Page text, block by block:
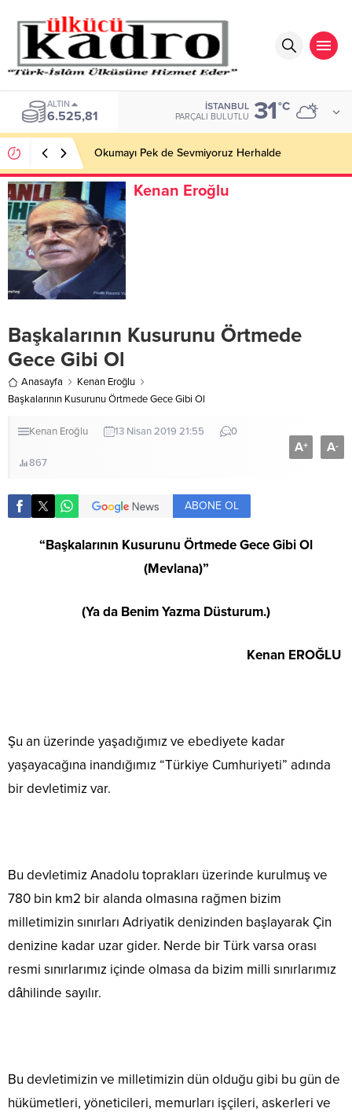
ALTIN
6.525,81
İSTANBUL
PARÇALI BULUTLU 31°C
Okumayı Pek de Sevmiyoruz Herhalde
Kenan Eroğlu
Başkalarının Kusurunu Örtmede
Gece Gibi Ol
Anasayfa
Kenan Eroğlu
Başkalarının Kusurunu Örtmede Gece Gibi Ol
Kenan Eroğlu 13 Nisan 2019 21:55 0
867
A+ A-
ABONE OL
“Başkalarının Kusurunu Örtmede Gece Gibi Ol
(Mevlana)”
(Ya da Benim Yazma Düsturum.)
Kenan EROĞLU
Şu an üzerinde yaşadığımız ve ebediyete kadar
yaşayacağına inandığımız “Türkiye Cumhuriyeti” adında
bir devletimiz var.
Bu devletimiz Anadolu toprakları üzerinde kurulmuş ve
780 bin km2 bir alanda olmasına rağmen bizim
milletimizin sınırları Adriyatik denizinden başlayarak Çin
denizine kadar uzar gider. Nerde bir Türk varsa orası
resmi sınırlarımız içinde olmasa da bizim milli sınırlarımız
dâhilinde sayılır.
Bu devletimizin ve milletimizin dün olduğu gibi bu gün de
hükümetleri, yöneticileri, memurları işçileri, askerleri ve